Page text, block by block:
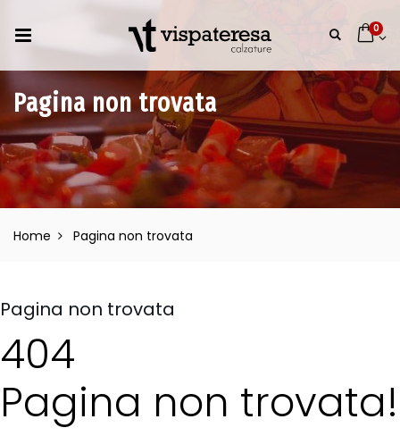
0
Pagina non trovata
Home Pagina non trovata
Pagina non trovata
404
Pagina non trovata!